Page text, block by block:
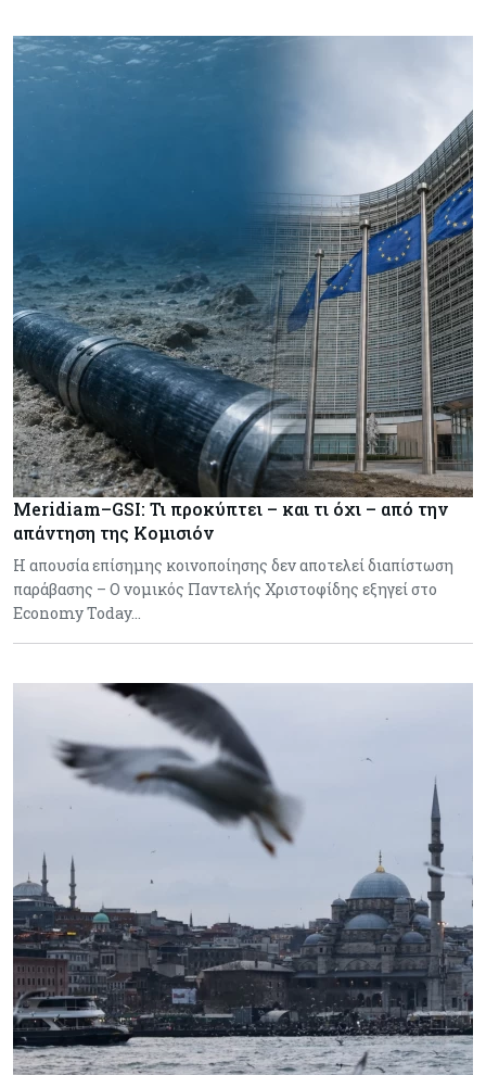
Meridiam–GSI: Τι προκύπτει – και τι όχι – από την
απάντηση της Κομισιόν
Η απουσία επίσημης κοινοποίησης δεν αποτελεί διαπίστωση
παράβασης – Ο νομικός Παντελής Χριστοφίδης εξηγεί στο
Economy Today…